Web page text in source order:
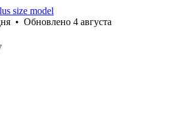
size model
• Обновлено 4 августа